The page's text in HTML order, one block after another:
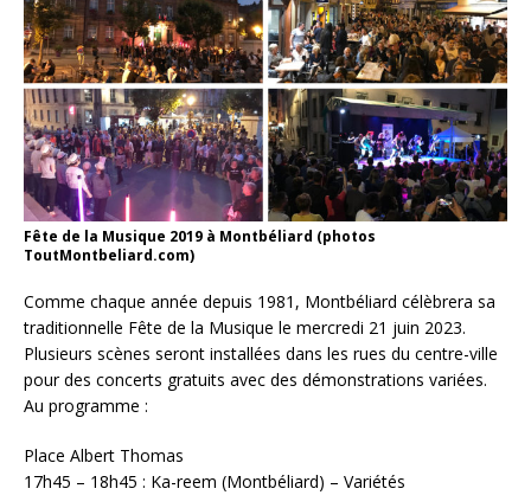
Fête de la Musique 2019 à Montbéliard (photos
ToutMontbeliard.com)
Comme chaque année depuis 1981, Montbéliard célèbrera sa
traditionnelle Fête de la Musique le mercredi 21 juin 2023.
Plusieurs scènes seront installées dans les rues du centre-ville
pour des concerts gratuits avec des démonstrations variées.
Au programme :
Place Albert Thomas
17h45 – 18h45 : Ka-reem (Montbéliard) – Variétés